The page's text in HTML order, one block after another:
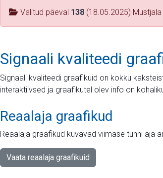
Valitud päeval 138 (18.05.2025)
Signaali kvaliteedi
Signaali kvaliteedi graafikuid on kokku
interaktiivsed ja graafikutel olev info on
Reaalaja graafikud
Reaalaja graafikud kuvavad viimase tunni aja
Vaata reaalaja graafikuid